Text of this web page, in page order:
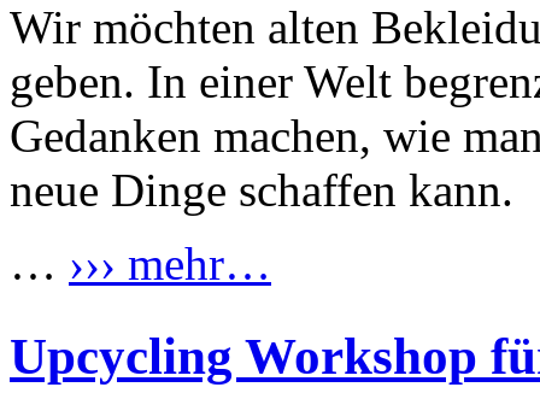
Wir möchten alten
geben. In einer Welt
Gedanken machen, wie
neue Dinge schaffen kann.
… ››› mehr…
Upcycling Workshop